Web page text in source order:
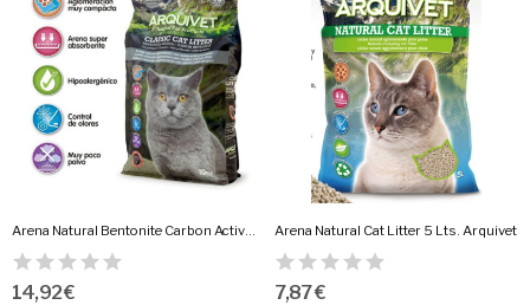
Arena Natural Bentonite Carbon Active 10 Kg.
14,92 €
Arena Natural Cat Litter 5 Lts. Arquivet
7,87 €